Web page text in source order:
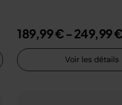
189,99 € - 249,99 €
Voir les détails